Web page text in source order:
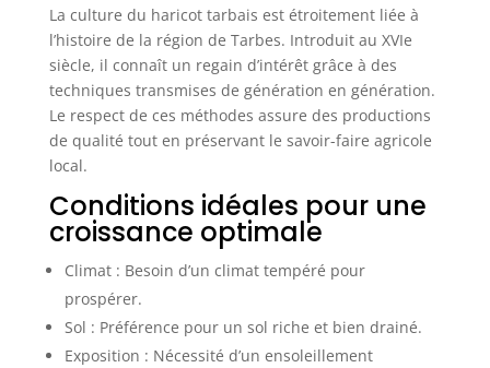
La culture du haricot tarbais est étroitement liée à
l’histoire de la région de Tarbes. Introduit au XVIe
siècle, il connaît un regain d’intérêt grâce à des
techniques transmises de génération en génération.
Le respect de ces méthodes assure des productions
de qualité tout en préservant le savoir-faire agricole
local.
Conditions idéales pour une
croissance optimale
Climat : Besoin d’un climat tempéré pour
prospérer.
Sol : Préférence pour un sol riche et bien drainé.
Exposition : Nécessité d’un ensoleillement